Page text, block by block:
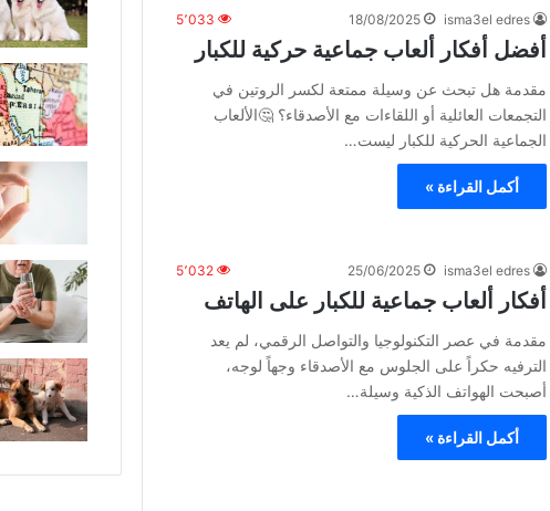
isma3el edres
18/08/2025 5٬033
أفضل أفكار ألعاب جماعية حركية للكبار
مقدمة هل تبحث عن وسيلة ممتعة لكسر الروتين في
التجمعات العائلية أو اللقاءات مع الأصدقاء؟ 🤔الألعاب
الجماعية الحركية للكبار ليست…
أكمل القراءة »
isma3el edres
25/06/2025 5٬032
أفكار ألعاب جماعية للكبار على الهاتف
مقدمة في عصر التكنولوجيا والتواصل الرقمي، لم يعد
الترفيه حكراً على الجلوس مع الأصدقاء وجهاً لوجه،
أصبحت الهواتف الذكية وسيلة…
أكمل القراءة »